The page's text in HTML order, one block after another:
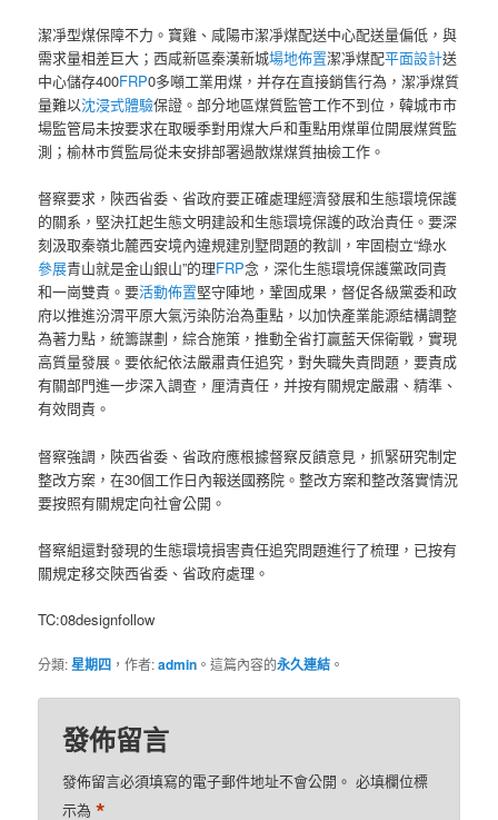
潔凈型煤保障不力。寶雞、咸陽市潔凈煤配送中心配送量偏低，與
需求量相差巨大；西咸新區秦漢新城場地佈置潔凈煤配平面設計送
中心儲存400FRP0多噸工業用煤，并存在直接銷售行為，潔凈煤質
量難以沈浸式體驗保證。部分地區煤質監管工作不到位，韓城市市
場監管局未按要求在取暖季對用煤大戶和重點用煤單位開展煤質監
測；榆林市質監局從未安排部署過散煤煤質抽檢工作。
督察要求，陜西省委、省政府要正確處理經濟發展和生態環境保護
的關系，堅決扛起生態文明建設和生態環境保護的政治責任。要深
刻汲取秦嶺北麓西安境內違規建別墅問題的教訓，牢固樹立“綠水
參展青山就是金山銀山”的理FRP念，深化生態環境保護黨政同責
和一崗雙責。要活動佈置堅守陣地，鞏固成果，督促各級黨委和政
府以推進汾渭平原大氣污染防治為重點，以加快產業能源結構調整
為著力點，統籌謀劃，綜合施策，推動全省打贏藍天保衛戰，實現
高質量發展。要依紀依法嚴肅責任追究，對失職失責問題，要責成
有關部門進一步深入調查，厘清責任，并按有關規定嚴肅、精準、
有效問責。
督察強調，陜西省委、省政府應根據督察反饋意見，抓緊研究制定
整改方案，在30個工作日內報送國務院。整改方案和整改落實情況
要按照有關規定向社會公開。
督察組還對發現的生態環境損害責任追究問題進行了梳理，已按有
關規定移交陜西省委、省政府處理。
TC:08designfollow
分類:星期四 ，作者:admin 。這篇內容的永久連結 。
發佈留言
發佈留言必須填寫的電子郵件地址不會公開。 必填欄位標
示為*